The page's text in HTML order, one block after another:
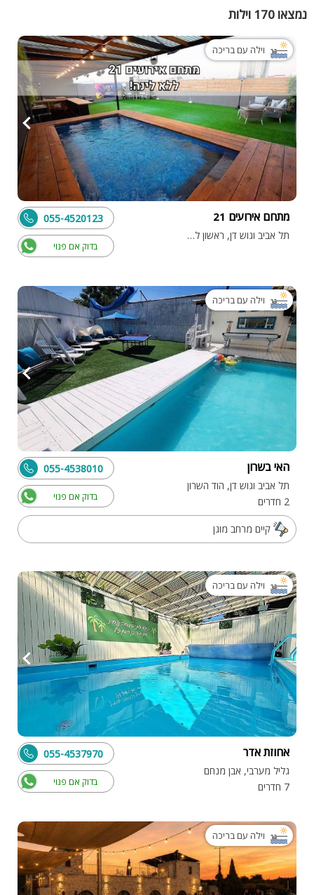
נמצאו 170 וילות
וילה עם בריכה
מתחם אירועים 21
תל אביב וגוש דן, ראשון לציון
בדוק אם פנוי
055-4520123
וילה עם בריכה
האי בשרון
תל אביב וגוש דן, הוד השרון
2 חדרים
בדוק אם פנוי
055-4538010
קיים מרחב מוגן
וילה עם בריכה
אחוזת אדר
גליל מערבי, אבן מנחם
7 חדרים
בדוק אם פנוי
055-4537970
וילה עם בריכה